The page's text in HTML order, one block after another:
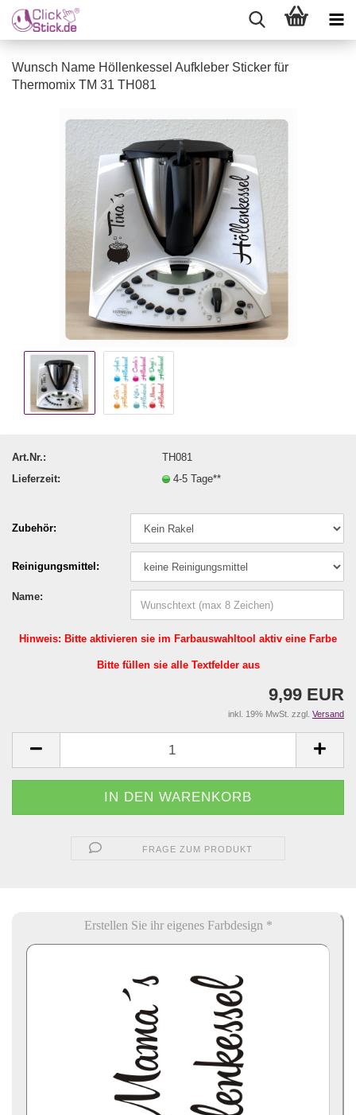
Wunsch Name Höllenkessel Aufkleber Sticker für
Thermomix TM 31 TH081
Art.Nr.:
TH081
Lieferzeit:
4-5 Tage**
Zubehör:
Reinigungsmittel:
Name:
Hinweis: Bitte aktivieren sie im Farbauswahltool aktiv eine Farbe
Bitte füllen sie alle Textfelder aus
9,99 EUR
inkl. 19% MwSt. zzgl. Versand
FRAGE ZUM PRODUKT
Erstellen Sie ihr eigenes Farbdesign *